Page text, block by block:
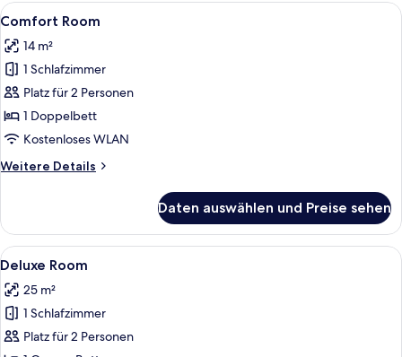
Alle
Fotos
für
Comfort
Room
anzeigen
Ein modernes Schlafzimmer mit
6
Comfort Room
14 m²
1 Schlafzimmer
Platz für 2 Personen
1 Doppelbett
Kostenloses WLAN
Weitere Details
Weitere
Room
Daten auswählen und Preise sehen
Alle
Fotos
für
Deluxe
Room
Ein Schlafzimmer mit einem großen
4
Deluxe Room
25 m²
1 Schlafzimmer
Platz für 2 Personen